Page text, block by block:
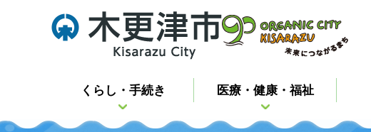
くらし・手続き 医療・健康・福祉